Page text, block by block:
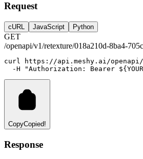
Request
cURL JavaScript Python
GET
/openapi/v1/retexture/018a210d-8ba4-
curl
https://api.meshy.ai/openapi/
-H
"Authorization: Bearer
CopyCopied!
Response